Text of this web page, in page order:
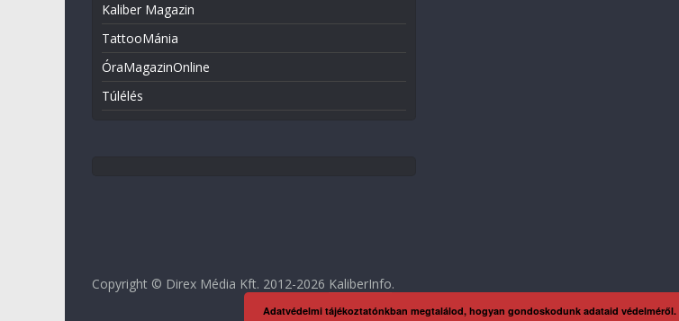
Kaliber Magazin
TattooMánia
ÓraMagazinOnline
Túlélés
Copyright © Direx Média Kft. 2012-2026 KaliberInfo.
Adatvédelmi tájékoztatónkban megtalálod, hogyan gondoskodunk adataid